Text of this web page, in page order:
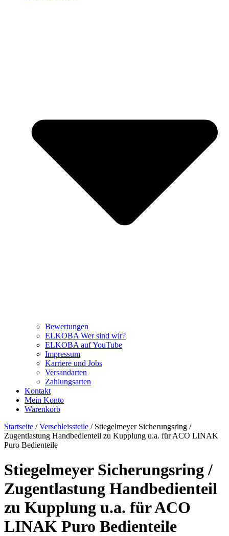
Bewertungen
ELKOBA Wer sind wir?
ELKOBA auf YouTube
Impressum
Karriere und Jobs
Versandarten
Zahlungsarten
Kontakt
Mein Konto
Warenkorb
Startseite /Verschleissteile / Stiegelmeyer Sicherungsring /
Zugentlastung Handbedienteil zu Kupplung u.a. für ACO LINAK
Puro Bedienteile
Stiegelmeyer Sicherungsring /
Zugentlastung Handbedienteil
zu Kupplung u.a. für ACO
LINAK Puro Bedienteile